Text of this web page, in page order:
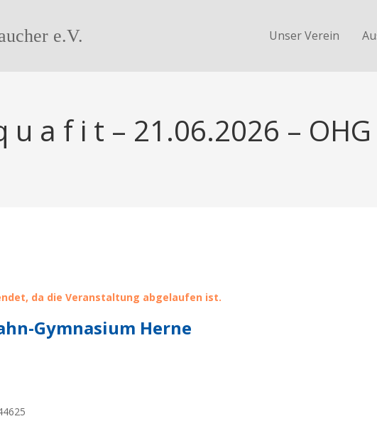
e.V. Unser Verein
u a f i t – 21.06.2026 – OHG
da die Veranstaltung abgelaufen ist.
Gymnasium Herne